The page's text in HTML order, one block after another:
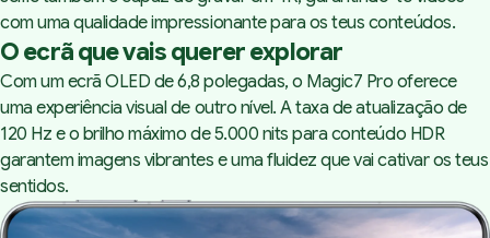
com uma qualidade impressionante para os teus conteúdos.
O ecrã que vais querer explorar
Com um ecrã OLED de 6,8 polegadas, o Magic7 Pro oferece
uma experiência visual de outro nível. A taxa de atualização de
120 Hz e o brilho máximo de 5.000 nits para conteúdo HDR
garantem imagens vibrantes e uma fluidez que vai cativar os teus
sentidos.